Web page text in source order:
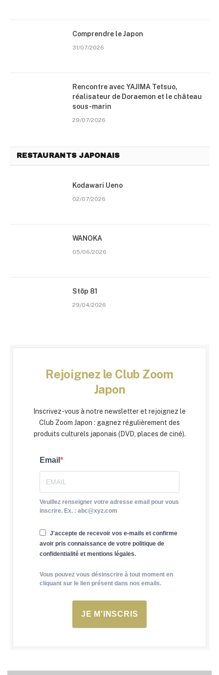
Comprendre le Japon
31/07/2026
Rencontre avec YAJIMA Tetsuo,
réalisateur de Doraemon et le château
sous-marin
29/07/2026
RESTAURANTS JAPONAIS
Kodawari Ueno
02/07/2026
WANOKA
05/06/2026
Stōp 81
29/04/2026
Rejoignez le Club Zoom
Japon
Inscrivez-vous à notre newsletter et rejoignez le
Club Zoom Japon : gagnez régulièrement des
produits culturels japonais (DVD, places de ciné).
Email
Veuillez renseigner votre adresse email pour vous
inscrire. Ex. : abc@xyz.com
J'accepte de recevoir vos e-mails et confirme
avoir pris connaissance de votre politique de
confidentialité et mentions légales.
Vous pouvez vous désinscrire à tout moment en
cliquant sur le lien présent dans nos emails.
JE M'INSCRIS